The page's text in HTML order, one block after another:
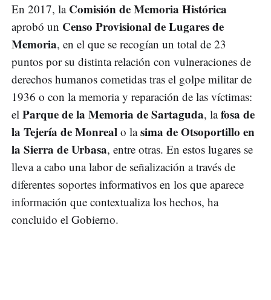
En 2017, la Comisión de Memoria Histórica
aprobó un Censo Provisional de Lugares de
Memoria, en el que se recogían un total de 23
puntos por su distinta relación con vulneraciones de
derechos humanos cometidas tras el golpe militar de
1936 o con la memoria y reparación de las víctimas:
el Parque de la Memoria de Sartaguda, lafosa de
la Tejería de Monreal o lasima de Otsoportillo en
la Sierra de Urbasa, entre otras. En estos lugares se
lleva a cabo una labor de señalización a través de
diferentes soportes informativos en los que aparece
información que contextualiza los hechos, ha
concluido el Gobierno.